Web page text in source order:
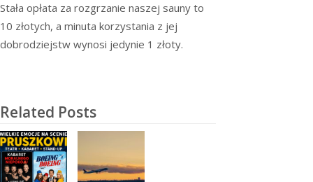
Stała opłata za rozgrzanie naszej sauny to
10 złotych, a minuta korzystania z jej
dobrodziejstw wynosi jedynie 1 złoty.
Related Posts